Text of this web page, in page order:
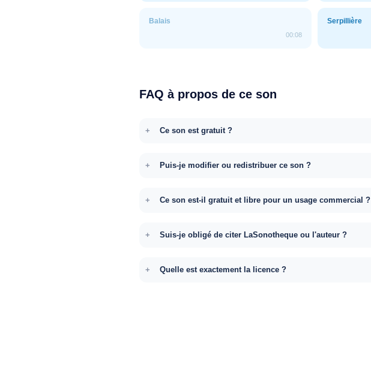
Balais
00:08
Serpillière
FAQ à propos de ce son
Ce son est gratuit ?
Puis-je modifier ou redistribuer ce son ?
Ce son est-il gratuit et libre pour un usage commercial ?
Suis-je obligé de citer LaSonotheque ou l'auteur ?
Quelle est exactement la licence ?